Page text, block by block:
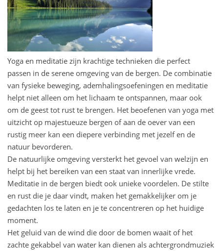
Yoga en meditatie zijn krachtige technieken die perfect
passen in de serene omgeving van de bergen. De combinatie
van fysieke beweging, ademhalingsoefeningen en meditatie
helpt niet alleen om het lichaam te ontspannen, maar ook
om de geest tot rust te brengen. Het beoefenen van yoga met
uitzicht op majestueuze bergen of aan de oever van een
rustig meer kan een diepere verbinding met jezelf en de
natuur bevorderen.
De natuurlijke omgeving versterkt het gevoel van welzijn en
helpt bij het bereiken van een staat van innerlijke vrede.
Meditatie in de bergen biedt ook unieke voordelen. De stilte
en rust die je daar vindt, maken het gemakkelijker om je
gedachten los te laten en je te concentreren op het huidige
moment.
Het geluid van de wind die door de bomen waait of het
zachte gekabbel van water kan dienen als achtergrondmuziek